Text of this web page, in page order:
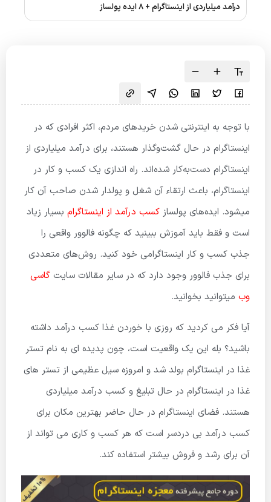
درآمد میلیاردی از اینستاگرام + 8 ایده پولساز
با توجه به اینترنتی شدن خریدهای مردم، اکثر افرادی که در
اینستاگرام در حال گشت‌وگذار هستند، برای درآمد میلیاردی از
اینستاگرام دست‌به‌کار شده‌اند. راه اندازی یک کسب و کار در
اینستاگرام، باعث ارتقاء آن شغل و پولدار شدن صاحب آن کار
میشود. ایده‌های پولساز کسب درآمد از اینستاگرام بسیار زیاد
است و فقط باید آموزش ببینید که چگونه فالوور واقعی را
جذب کسب و کار اینستاگرامی خود کنید. روش‌های متعددی
برای جذب فالوور وجود دارد که در سایر مقالات سایت گاسی
وب میتوانید بخوانید.
آیا فکر می کردید که روزی با خوردن غذا کسب درآمد داشته
باشید؟ بله این یک واقعیت است، چون پدیده ای به نام تستر
غذا در اینستاگرام بولد شد و امروزه سیل عظیمی از تستر های
غذا در اینستاگرام در حال تبلیغ و کسب درآمد میلیاردی
هستند. فضای اینستاگرام در حال حاضر بهترین مکان برای
کسب درآمد بی دردسر است که هر کسب و کاری می تواند از
آن برای رشد و فروش بیشتر استفاده کند.